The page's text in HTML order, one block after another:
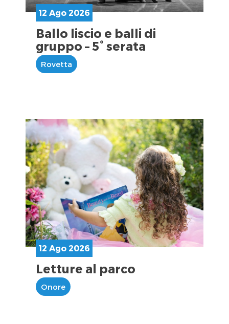
12 Ago 2026
Ballo liscio e balli di
gruppo – 5° serata
Rovetta
12 Ago 2026
Letture al parco
Onore